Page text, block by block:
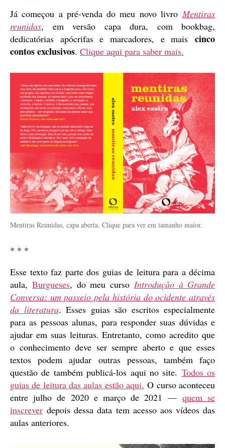
Já começou a pré-venda do meu novo livro Mentiras
reunidas, em versão capa dura, com bookbag,
dedicatórias apócrifas e marcadores, e mais cinco
contos exclusivos. Clique aqui para saber mais.
Mentiras Reunidas, capa aberta. Clique para ver em tamanho maior.
* * *
Esse texto faz parte dos guias de leitura para a décima
aula,Burgueses, do meu curso Introdução à Grande
Conversa: um passeio pela história do ocidente através
da literatura. Esses guias são escritos especialmente
para as pessoas alunas, para responder suas dúvidas e
ajudar em suas leituras. Entretanto, como acredito que
o conhecimento deve ser sempre aberto e que esses
textos podem ajudar outras pessoas, também faço
questão de também publicá-los aqui no site. Todos os
guias de leitura das aulas estão aqui. O curso aconteceu
entre julho de 2020 e março de 2021 — quem se
inscrever depois dessa data tem acesso aos vídeos das
aulas anteriores.